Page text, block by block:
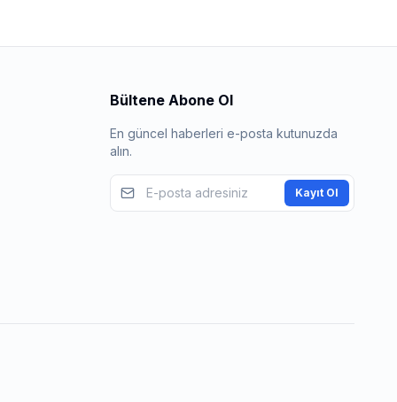
Bültene Abone Ol
En güncel haberleri e-posta kutunuzda
alın.
Kayıt Ol